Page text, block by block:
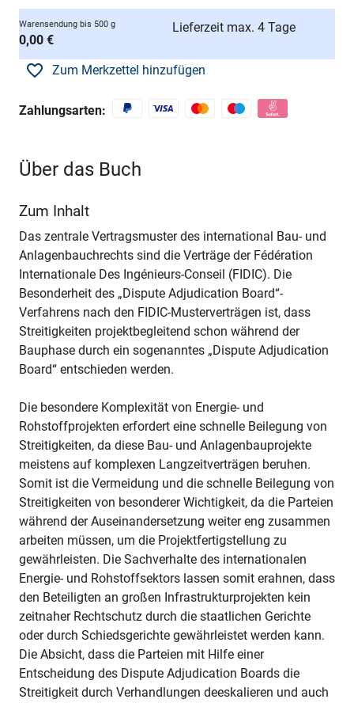
Warensendung bis 500 g
0,00 €
Lieferzeit max. 4 Tage
Zum Merkzettel hinzufügen
Zahlungsarten:
Über das Buch
Zum Inhalt
Das zentrale Vertragsmuster des international Bau- und
Anlagenbauchrechts sind die Verträge der Fédération
Internationale Des Ingénieurs-Conseil (FIDIC). Die
Besonderheit des „Dispute Adjudication Board“-
Verfahrens nach den FIDIC-Musterverträgen ist, dass
Streitigkeiten projektbegleitend schon während der
Bauphase durch ein sogenanntes „Dispute Adjudication
Board“ entschieden werden.
Die besondere Komplexität von Energie- und
Rohstoffprojekten erfordert eine schnelle Beilegung von
Streitigkeiten, da diese Bau- und Anlagenbauprojekte
meistens auf komplexen Langzeitverträgen beruhen.
Somit ist die Vermeidung und die schnelle Beilegung von
Streitigkeiten von besonderer Wichtigkeit, da die Parteien
während der Auseinandersetzung weiter eng zusammen
arbeiten müssen, um die Projektfertigstellung zu
gewährleisten. Die Sachverhalte des internationalen
Energie- und Rohstoffsektors lassen somit erahnen, dass
den Beteiligten an großen Infrastrukturprojekten kein
zeitnaher Rechtschutz durch die staatlichen Gerichte
oder durch Schiedsgerichte gewährleistet werden kann.
Die Absicht, dass die Parteien mit Hilfe einer
Entscheidung des Dispute Adjudication Boards die
Streitigkeit durch Verhandlungen deeskalieren und auch